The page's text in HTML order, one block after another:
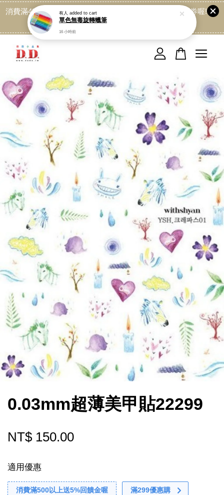
消費滿499免運喔, 記得加LINE:@dede168 領取專屬折扣券喔!
點我
0.03mm超薄美甲貼22299
NT$ 150.00
適用優惠
消費滿500以上送5%回饋金喔 滿299優惠購
您的購物車目前還是空的。
繼續購物